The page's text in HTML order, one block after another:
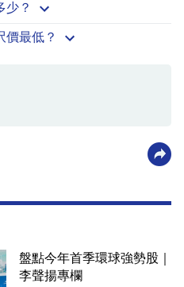
少？
價最低？
盤點今年首季環球強勢股｜
李聲揚專欄